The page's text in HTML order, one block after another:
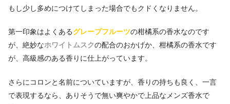
もし少し多めにつけてしまった場合でもクドくなりません。
第一印象はよくある グレープフルーツの柑橘系の香水なのです
が、絶妙なホワイトムスクの配合のおかげか、柑橘系の香水です
が、高級感のある香りに仕上がっています。
さらにコロンと名前についていますが、香りの持ちも良く、一言
で表現するなら、ありそうで無い爽やかで上品なメンズ香水で